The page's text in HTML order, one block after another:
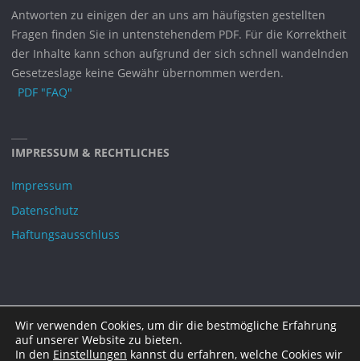
Antworten zu einigen der an uns am häufigsten gestellten
Fragen finden Sie in untenstehendem PDF. Für die Korrektheit
der Inhalte kann schon aufgrund der sich schnell wandelnden
Gesetzeslage keine Gewähr übernommen werden.
PDF "FAQ"
IMPRESSUM & RECHTLICHES
Impressum
Datenschutz
Haftungsausschluss
©2021 DAGOT e.V.
Wir verwenden Cookies, um dir die bestmögliche Erfahrung
auf unserer Website zu bieten.
In den Einstellungen kannst du erfahren, welche Cookies wir